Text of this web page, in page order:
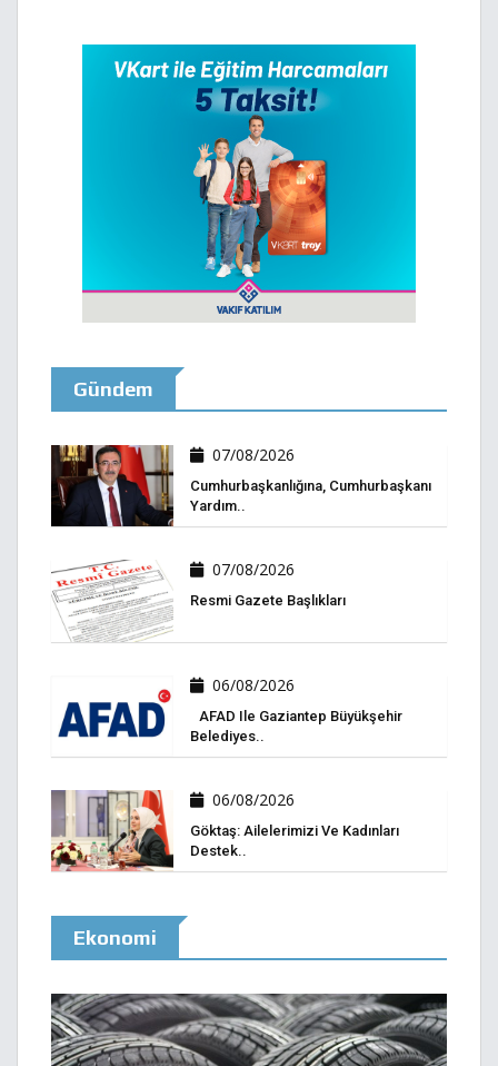
Gündem
07/08/2026
Cumhurbaşkanlığına, Cumhurbaşkanı
Yardım..
07/08/2026
Resmi Gazete Başlıkları
06/08/2026
AFAD Ile Gaziantep Büyükşehir
Belediyes..
06/08/2026
Göktaş: Ailelerimizi Ve Kadınları
Destek..
Ekonomi